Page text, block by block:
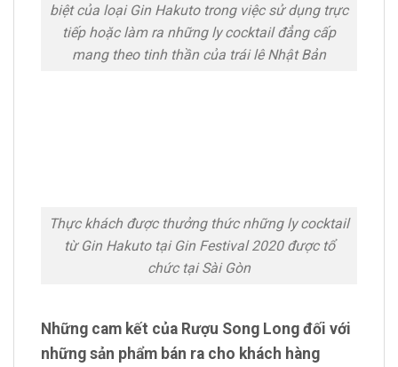
biệt của loại Gin Hakuto trong việc sử dụng trực
tiếp hoặc làm ra những ly cocktail đẳng cấp
mang theo tinh thần của trái lê Nhật Bản
Thực khách được thưởng thức những ly cocktail
từ Gin Hakuto tại Gin Festival 2020 được tổ
chức tại Sài Gòn
Những cam kết của Rượu Song Long đối với
những sản phẩm bán ra cho khách hàng